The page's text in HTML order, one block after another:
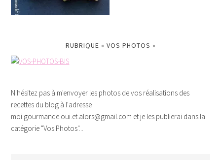
RUBRIQUE « VOS PHOTOS »
N'hésitez pas à m'envoyer les photos de vos réalisations des
recettes du blog à l'adresse
moi.gourmande.oui.et.alors@gmail.com et je les publierai dans la
catégorie "Vos Photos"...